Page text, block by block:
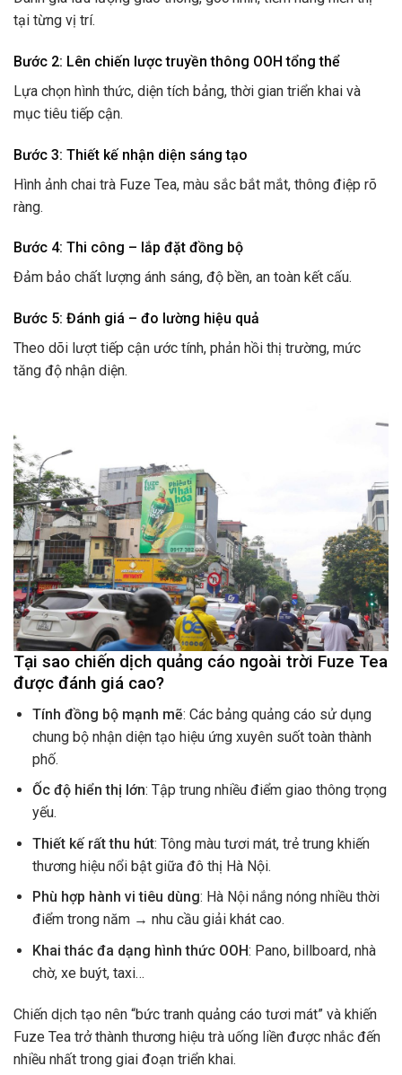
tại từng vị trí.
Bước 2: Lên chiến lược truyền thông OOH tổng thể
Lựa chọn hình thức, diện tích bảng, thời gian triển khai và
mục tiêu tiếp cận.
Bước 3: Thiết kế nhận diện sáng tạo
Hình ảnh chai trà Fuze Tea, màu sắc bắt mắt, thông điệp rõ
ràng.
Bước 4: Thi công – lắp đặt đồng bộ
Đảm bảo chất lượng ánh sáng, độ bền, an toàn kết cấu.
Bước 5: Đánh giá – đo lường hiệu quả
Theo dõi lượt tiếp cận ước tính, phản hồi thị trường, mức
tăng độ nhận diện.
Tại sao chiến dịch quảng cáo ngoài trời Fuze Tea
được đánh giá cao?
Tính đồng bộ mạnh mẽ: Các bảng quảng cáo sử dụng
chung bộ nhận diện tạo hiệu ứng xuyên suốt toàn thành
phố.
Ốc độ hiển thị lớn: Tập trung nhiều điểm giao thông trọng
yếu.
Thiết kế rất thu hút: Tông màu tươi mát, trẻ trung khiến
thương hiệu nổi bật giữa đô thị Hà Nội.
Phù hợp hành vi tiêu dùng: Hà Nội nắng nóng nhiều thời
điểm trong năm → nhu cầu giải khát cao.
Khai thác đa dạng hình thức OOH: Pano, billboard, nhà
chờ, xe buýt, taxi…
Chiến dịch tạo nên “bức tranh quảng cáo tươi mát” và khiến
Fuze Tea trở thành thương hiệu trà uống liền được nhắc đến
nhiều nhất trong giai đoạn triển khai.